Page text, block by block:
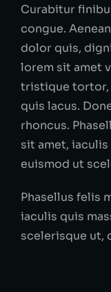
Curabitur
congue.
dolor quis,
lorem sit amet
tristique tortor,
quis lacus.
rhoncus.
sit amet, iaculis
euismod ut
Phasellus felis
iaculis quis
scelerisque ut,